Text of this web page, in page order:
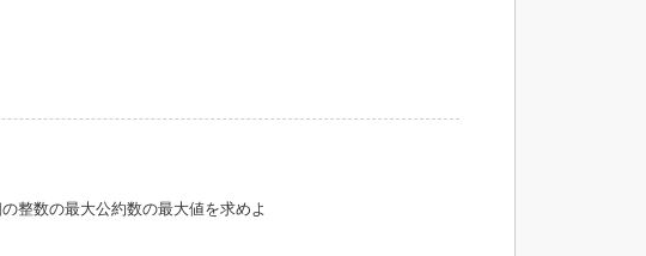
整数の最大公約数の最大値を求めよ